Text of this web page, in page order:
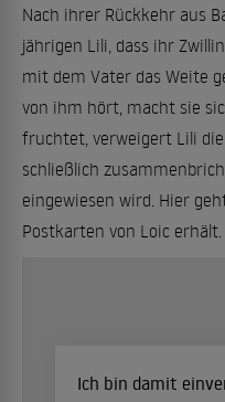
Nach ihrer Rückkehr aus
jährigen Lili, dass ihr
mit dem Vater das Weite
von ihm hört, macht sie
fruchtet, verweigert Lili
schließlich
eingewiesen wird. Hier
Postkarten von Loic
Ich bin damit